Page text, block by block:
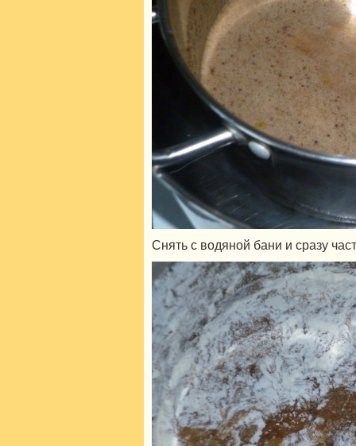
Снять с водяной бани и сразу